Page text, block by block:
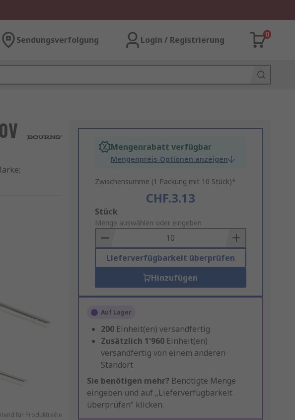
Sendungsverfolgung Login / Registrierung
0
:
für Produktreihe
Mengenrabatt verfügbar
Mengenpreis-Optionen anzeigen
Zwischensumme (1 Packung mit 10 Stück)*
CHF.3.13
Add
to
Basket
Stück
Menge auswählen oder eingeben
Lieferverfügbarkeit überprüfen
Hinzufügen
Auf Lager
200 Einheit(en) versandfertig
Zusätzlich 1'960 Einheit(en)
versandfertig von einem anderen
Standort
Sie benötigen mehr? Benötigte Menge
eingeben und auf „Lieferverfügbarkeit
überprüfen“ klicken.